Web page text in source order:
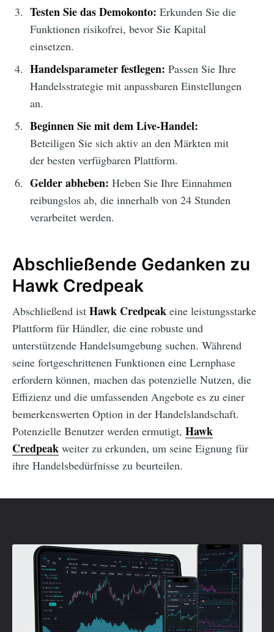
Testen Sie das Demokonto: Erkunden Sie die
Funktionen risikofrei, bevor Sie Kapital
einsetzen.
Handelsparameter festlegen: Passen Sie Ihre
Handelsstrategie mit anpassbaren Einstellungen
an.
Beginnen Sie mit dem Live-Handel:
Beteiligen Sie sich aktiv an den Märkten mit
der besten verfügbaren Plattform.
Gelder abheben: Heben Sie Ihre Einnahmen
reibungslos ab, die innerhalb von 24 Stunden
verarbeitet werden.
Abschließende Gedanken zu
Hawk Credpeak
Abschließend ist Hawk Credpeak eine leistungsstarke
Plattform für Händler, die eine robuste und
unterstützende Handelsumgebung suchen. Während
seine fortgeschrittenen Funktionen eine Lernphase
erfordern können, machen das potenzielle Nutzen, die
Effizienz und die umfassenden Angebote es zu einer
bemerkenswerten Option in der Handelslandschaft.
Potenzielle Benutzer werden ermutigt, Hawk
Credpeak weiter zu erkunden, um seine Eignung für
ihre Handelsbedürfnisse zu beurteilen.